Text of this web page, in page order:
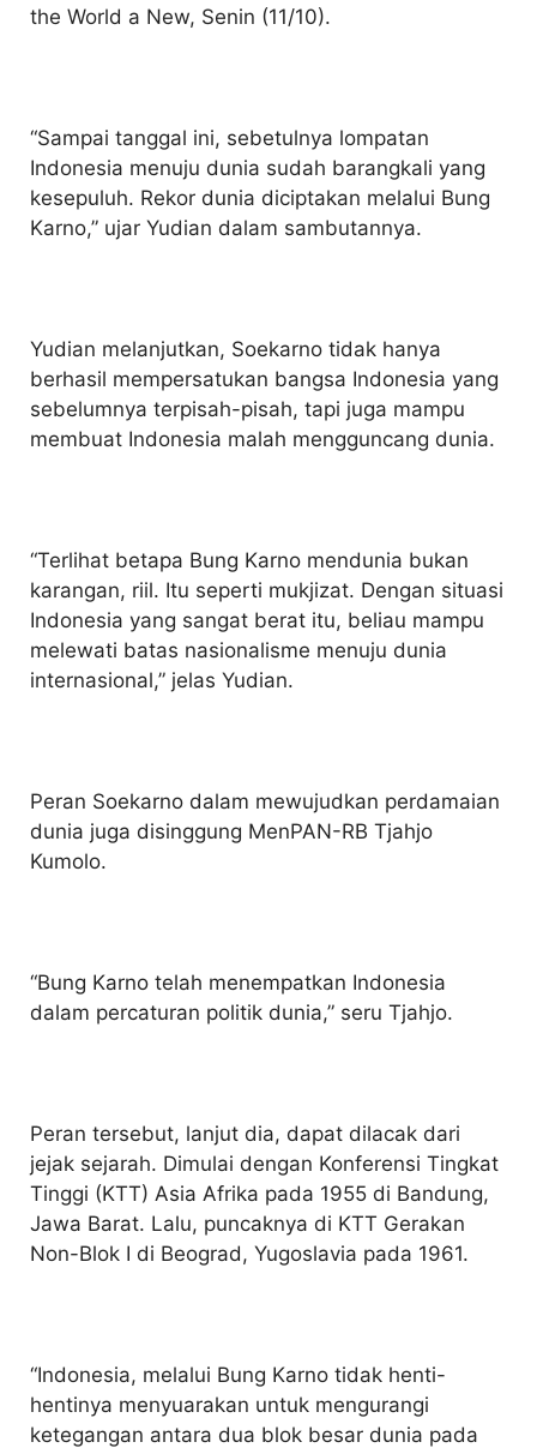
the World a New, Senin (11/10).
“Sampai tanggal ini, sebetulnya lompatan
Indonesia menuju dunia sudah barangkali yang
kesepuluh. Rekor dunia diciptakan melalui Bung
Karno,” ujar Yudian dalam sambutannya.
Yudian melanjutkan, Soekarno tidak hanya
berhasil mempersatukan bangsa Indonesia yang
sebelumnya terpisah-pisah, tapi juga mampu
membuat Indonesia malah mengguncang dunia.
“Terlihat betapa Bung Karno mendunia bukan
karangan, riil. Itu seperti mukjizat. Dengan situasi
Indonesia yang sangat berat itu, beliau mampu
melewati batas nasionalisme menuju dunia
internasional,” jelas Yudian.
Peran Soekarno dalam mewujudkan perdamaian
dunia juga disinggung MenPAN-RB Tjahjo
Kumolo.
“Bung Karno telah menempatkan Indonesia
dalam percaturan politik dunia,” seru Tjahjo.
Peran tersebut, lanjut dia, dapat dilacak dari
jejak sejarah. Dimulai dengan Konferensi Tingkat
Tinggi (KTT) Asia Afrika pada 1955 di Bandung,
Jawa Barat. Lalu, puncaknya di KTT Gerakan
Non-Blok I di Beograd, Yugoslavia pada 1961.
“Indonesia, melalui Bung Karno tidak henti-
hentinya menyuarakan untuk mengurangi
ketegangan antara dua blok besar dunia pada